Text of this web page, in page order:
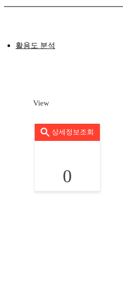
활용도 분석
View
상세정보조회
0